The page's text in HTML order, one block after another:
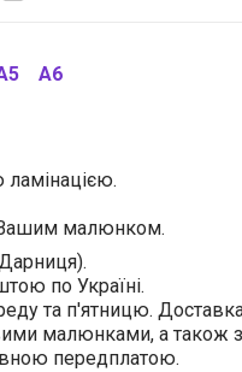
А6
ламінацією.
Вашим малюнком.
по Україні.
та п'ятницю.
малюнками, а
передплатою.